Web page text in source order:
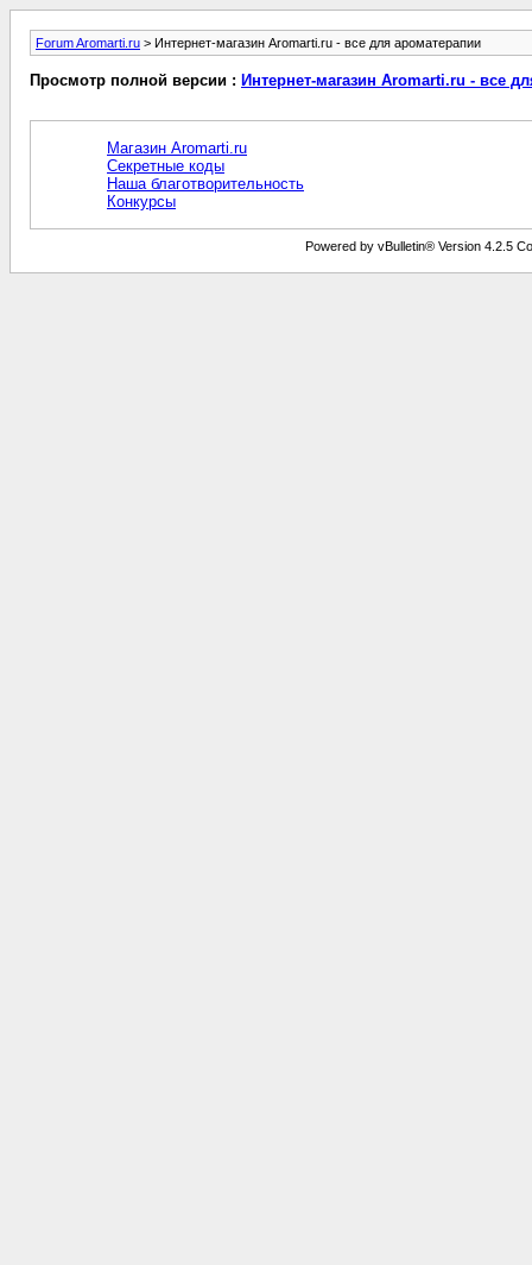
Forum Aromarti.ru > Интернет-магазин Aromarti.ru - все для ароматерапии
Просмотр полной версии : Интернет-магазин Aromarti.ru - все
Магазин Aromarti.ru
Секретные коды
Наша благотворительность
Конкурсы
Powered by vBulletin® Version 4.2.5